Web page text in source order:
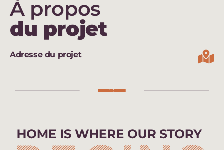
À propos
du projet
Adresse du projet